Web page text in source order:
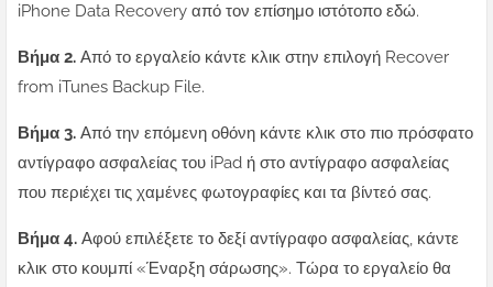
iPhone Data Recovery από τον επίσημο ιστότοπο εδώ.
Βήμα 2. Από το εργαλείο κάντε κλικ στην επιλογή Recover
from iTunes Backup File.
Βήμα 3. Από την επόμενη οθόνη κάντε κλικ στο πιο πρόσφατο
αντίγραφο ασφαλείας του iPad ή στο αντίγραφο ασφαλείας
που περιέχει τις χαμένες φωτογραφίες και τα βίντεό σας.
Βήμα 4. Αφού επιλέξετε το δεξί αντίγραφο ασφαλείας, κάντε
κλικ στο κουμπί «Έναρξη σάρωσης». Τώρα το εργαλείο θα